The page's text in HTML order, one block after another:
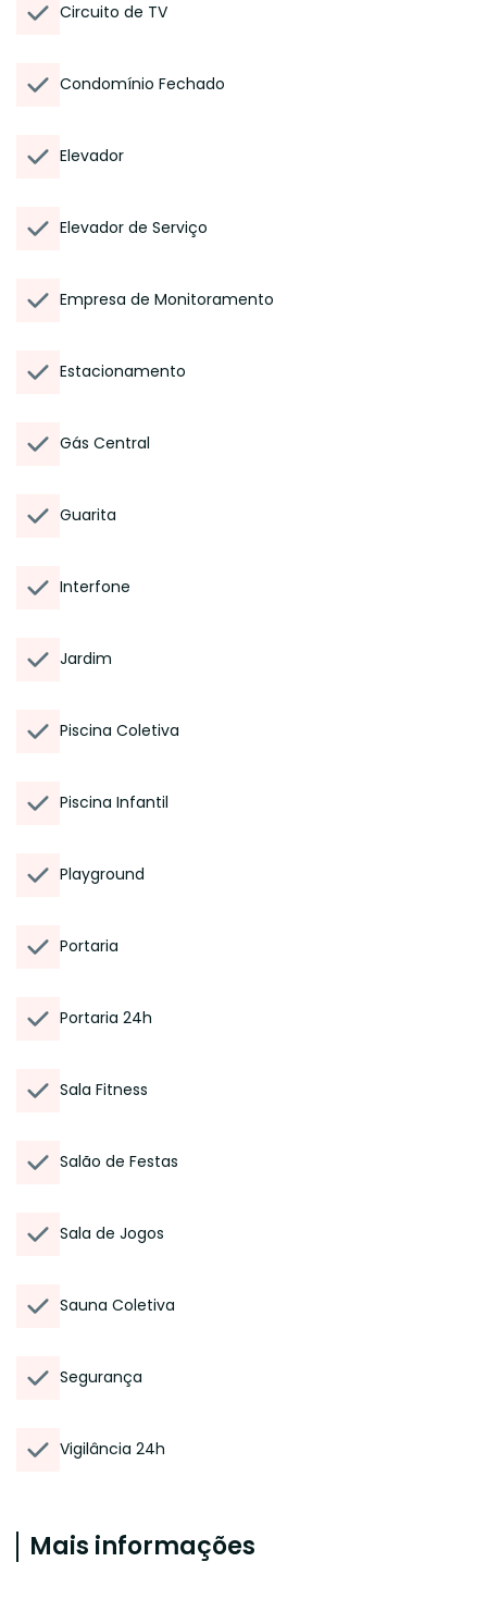
Circuito de TV
Condomínio Fechado
Elevador
Elevador de Serviço
Empresa de Monitoramento
Estacionamento
Gás Central
Guarita
Interfone
Jardim
Piscina Coletiva
Piscina Infantil
Playground
Portaria
Portaria 24h
Sala Fitness
Salão de Festas
Sala de Jogos
Sauna Coletiva
Segurança
Vigilância 24h
Mais informações